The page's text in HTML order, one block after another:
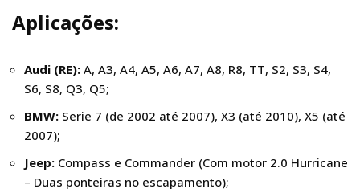
Aplicações:
Audi (RE): A, A3, A4, A5, A6, A7, A8, R8, TT, S2, S3, S4,
S6, S8, Q3, Q5;
BMW: Serie 7 (de 2002 até 2007), X3 (até 2010), X5 (até
2007);
Jeep: Compass e Commander (Com motor 2.0 Hurricane
– Duas ponteiras no escapamento);